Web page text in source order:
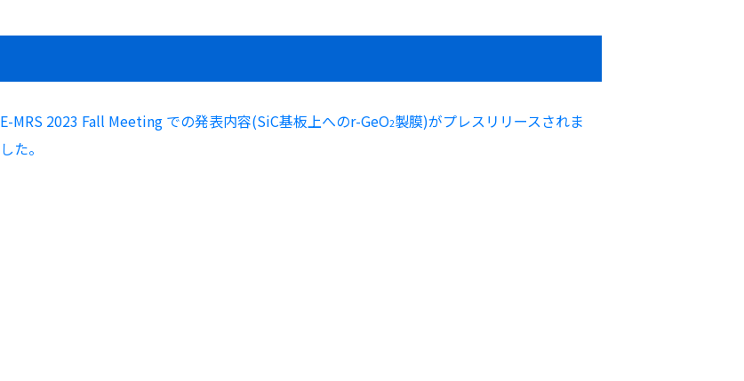
E-MRS 2023 Fall Meeting での発表内容(SiC基板上へのr-GeO2製膜)がプレスリリースされま
した。